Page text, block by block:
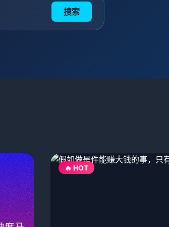
搜索
🔥 HOT